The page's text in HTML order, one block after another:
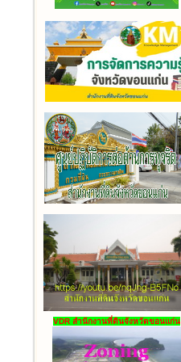
VDR สำนักงานที่ดินจังหวัดขอนแก่น